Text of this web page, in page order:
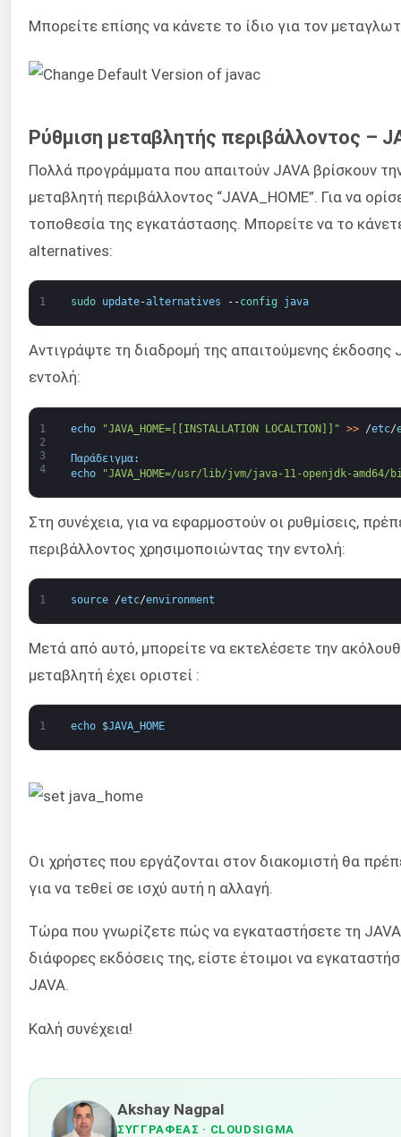
Μπορείτε επίσης να κάνετε το ίδιο για τον
Ρύθμιση μεταβλητής περιβάλλοντος –
Πολλά προγράμματα που απαιτούν JAVA βρίσκουν
μεταβλητή περιβάλλοντος “JAVA_HOME”. Για να
τοποθεσία της εγκατάστασης. Μπορείτε να το
alternatives:
1 sudo update-alternatives --config java
Αντιγράψτε τη διαδρομή της απαιτούμενης
εντολή:
1
2
3
4
echo "JAVA_HOME=[[INSTALLATION LOCALTION]]" >> /etc/
Παράδειγμα:
echo
"JAVA_HOME=/usr/lib/jvm/java-11-openjdk-amd64/
Στη συνέχεια, για να εφαρμοστούν οι ρυθμίσεις,
περιβάλλοντος χρησιμοποιώντας την εντολή:
1 source /etc/environment
Μετά από αυτό, μπορείτε να εκτελέσετε την
μεταβλητή έχει οριστεί :
1 echo $JAVA_HOME
Οι χρήστες που εργάζονται στον διακομιστή θα
για να τεθεί σε ισχύ αυτή η αλλαγή.
Τώρα που γνωρίζετε πώς να εγκαταστήσετε τη JAVA
διάφορες εκδόσεις της, είστε έτοιμοι να
JAVA.
Καλή συνέχεια!
Akshay Nagpal
ΣΥΓΓΡΑΦΈΑΣ · CLOUDSIGMA